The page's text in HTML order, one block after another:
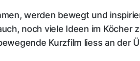
werden bewegt und
noch viele Ideen im Köcher
Kurzfilm liess an der